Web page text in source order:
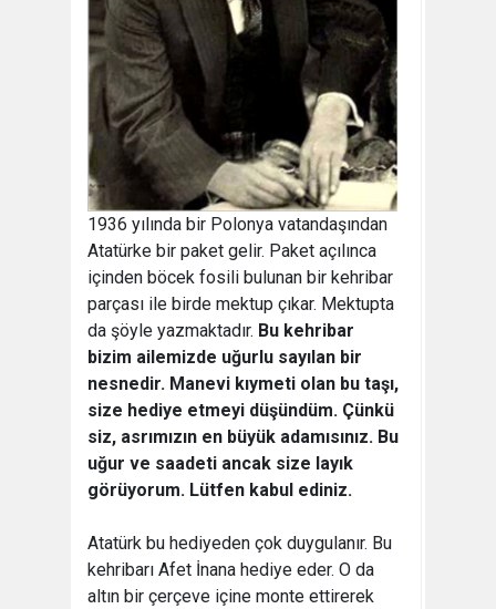
1936 yılında bir Polonya vatandaşından
Atatürke bir paket gelir. Paket açılınca
içinden böcek fosili bulunan bir kehribar
parçası ile birde mektup çıkar. Mektupta
da şöyle yazmaktadır. Bu kehribar
bizim ailemizde uğurlu sayılan bir
nesnedir. Manevi kıymeti olan bu taşı,
size hediye etmeyi düşündüm. Çünkü
siz, asrımızın en büyük adamısınız. Bu
uğur ve saadeti ancak size layık
görüyorum. Lütfen kabul ediniz.
Atatürk bu hediyeden çok duygulanır. Bu
kehribarı Afet İnana hediye eder. O da
altın bir çerçeve içine monte ettirerek